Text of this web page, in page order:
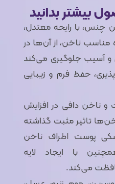
بیشتر بدانید
با رایحه معتدل،
مناسب ناخن، از آن‌ها در
و آسیب جلوگیری می‌کند
حفظ فرم و زیبایی
ناخن دافی در افزایش
تاثیر مثبت گذاشته
پوست اطراف ناخن
با ایجاد لایه
می‌کند.